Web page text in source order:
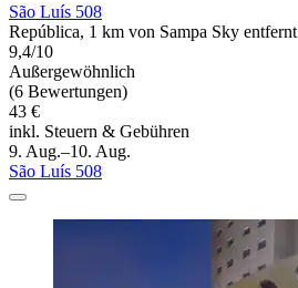
São Luís 508
República, 1 km von Sampa Sky entfernt
9,4/10
Außergewöhnlich
(6 Bewertungen)
43 €
inkl. Steuern & Gebühren
9. Aug.–10. Aug.
São Luís 508